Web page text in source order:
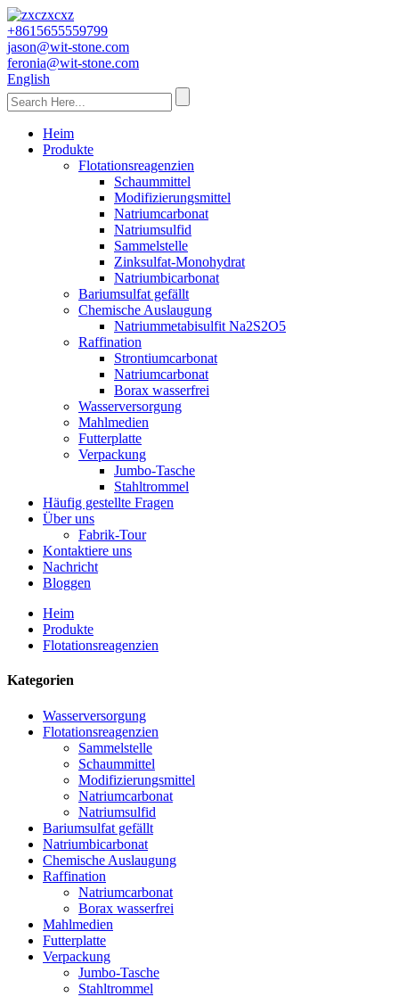
+8615655559799
jason@wit-stone.com
feronia@wit-stone.com
English
Heim
Produkte
Flotationsreagenzien
Schaummittel
Modifizierungsmittel
Natriumcarbonat
Natriumsulfid
Sammelstelle
Zinksulfat-Monohydrat
Natriumbicarbonat
Bariumsulfat gefällt
Chemische Auslaugung
Natriummetabisulfit Na2S2O5
Raffination
Strontiumcarbonat
Natriumcarbonat
Borax wasserfrei
Wasserversorgung
Mahlmedien
Futterplatte
Verpackung
Jumbo-Tasche
Stahltrommel
Häufig gestellte Fragen
Über uns
Fabrik-Tour
Kontaktiere uns
Nachricht
Bloggen
Heim
Produkte
Flotationsreagenzien
Kategorien
Wasserversorgung
Flotationsreagenzien
Sammelstelle
Schaummittel
Modifizierungsmittel
Natriumcarbonat
Natriumsulfid
Bariumsulfat gefällt
Natriumbicarbonat
Chemische Auslaugung
Raffination
Natriumcarbonat
Borax wasserfrei
Mahlmedien
Futterplatte
Verpackung
Jumbo-Tasche
Stahltrommel